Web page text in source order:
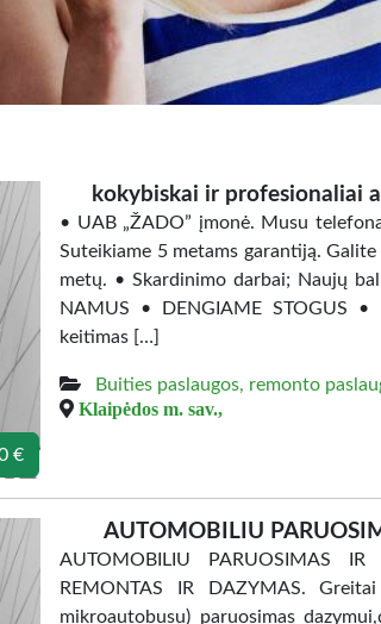
€
kokybiskai ir profesionaliai
• UAB „ŽADO” įmonė. Musu
Suteikiame 5 metams garantiją.
metų. • Skardinimo darbai; Naujų
NAMUS • DENGIAME STOGUS
keitimas […]
Buities paslaugos, remonto
Klaipėdos m. sav.,
AUTOMOBILIU
AUTOMOBILIU PARUOSIMAS IR
REMONTAS IR DAZYMAS.
mikroautobusu) paruosimas